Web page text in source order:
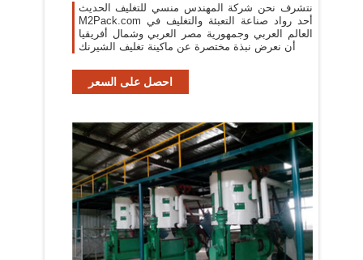
نتشرف نحن شركة المهندس منسي للتغليف الحديث
M2Pack.com أحد رواد صناعة التعبئة والتغليف في
العالم العربي وجمهورية مصر العربي وشمال أفريقيا
أن نعرض نبذة مختصرة عن ماكينة تغليف الشيرنك
احصل على السعر